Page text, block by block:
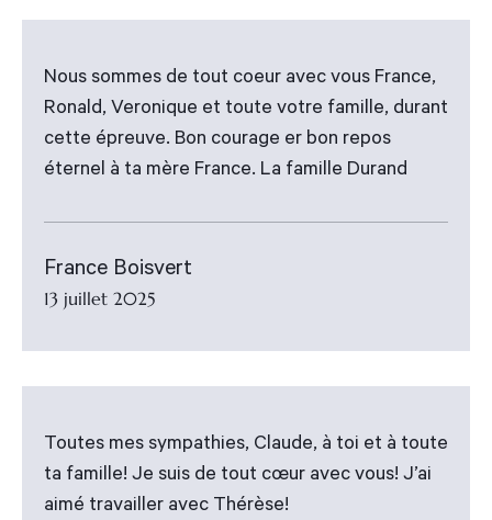
Nous sommes de tout coeur avec vous France,
Ronald, Veronique et toute votre famille, durant
cette épreuve. Bon courage er bon repos
éternel à ta mère France. La famille Durand
France Boisvert
13 juillet 2025
Toutes mes sympathies, Claude, à toi et à toute
ta famille! Je suis de tout cœur avec vous! J’ai
aimé travailler avec Thérèse!